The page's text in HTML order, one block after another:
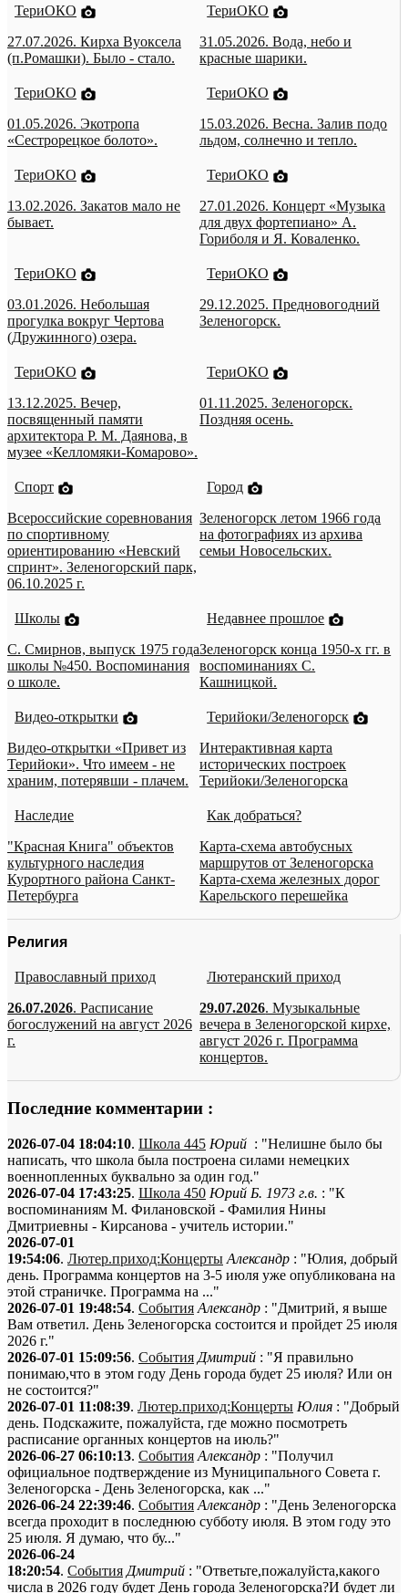
ТериОКО
27.07.2026. Кирха Вуоксела
(п.Ромашки). Было - стало.
ТериОКО
31.05.2026. Вода, небо и
красные шарики.
ТериОКО
01.05.2026. Экотропа
«Сестрорецкое болото».
ТериОКО
15.03.2026. Весна. Залив подо
льдом, солнечно и тепло.
ТериОКО
13.02.2026. Закатов мало не
бывает.
ТериОКО
27.01.2026. Концерт «Музыка
для двух фортепиано» А.
Гориболя и Я. Коваленко.
ТериОКО
03.01.2026. Небольшая
прогулка вокруг Чертова
(Дружинного) озера.
ТериОКО
29.12.2025. Предновогодний
Зеленогорск.
ТериОКО
13.12.2025. Вечер,
посвященный памяти
архитектора Р. М. Даянова, в
музее «Келломяки-Комарово».
ТериОКО
01.11.2025. Зеленогорск.
Поздняя осень.
Спорт
Всероссийские соревнования
по спортивному
ориентированию «Невский
спринт». Зеленогорский парк,
06.10.2025 г.
Город
Зеленогорск летом 1966 года
на фотографиях из архива
семьи Новосельских.
Школы
С. Смирнов, выпуск 1975 года
школы №450. Воспоминания
о школе.
Недавнее прошлое
Зеленогорск конца 1950-х гг. в
воспоминаниях С.
Кашницкой.
Видео-открытки
Видео-открытки «Привет из
Терийоки». Что имеем - не
храним, потерявши - плачем.
Терийоки/Зеленогорск
Интерактивная карта
исторических построек
Терийоки/Зеленогорска
Наследие
"Красная Книга" объектов
культурного наследия
Курортного района Санкт-
Петербурга
Как добраться?
Карта-схема автобусных
маршрутов от Зеленогорска
Карта-схема железных дорог
Карельского перешейка
Религия
Православный приход
26.07.2026. Расписание
богослужений на август 2026
г.
Лютеранский приход
29.07.2026. Музыкальные
вечера в Зеленогорской кирхе,
август 2026 г. Программа
концертов.
Последние комментарии :
2026-07-04 18:04:10. Школа 445 Юрий : "Нелишне было бы
написать, что школа была построена силами немецких
военнопленных буквально за один год."
2026-07-04 17:43:25. Школа 450 Юрий Б. 1973 г.в. : "К
воспоминаниям М. Филановской - Фамилия Нины
Дмитриевны - Кирсанова - учитель истории."
2026-07-01
19:54:06. Лютер.приход:Концерты Александр : "Юлия, добрый
день. Программа концертов на 3-5 июля уже опубликована на
этой страничке. Программа на ..."
2026-07-01 19:48:54. События Александр : "Дмитрий, я выше
Вам ответил. День Зеленогорска состоится и пройдет 25 июля
2026 г."
2026-07-01 15:09:56. События Дмитрий : "Я правильно
понимаю,что в этом году День города будет 25 июля? Или он
не состоится?"
2026-07-01 11:08:39. Лютер.приход:Концерты Юлия : "Добрый
день. Подскажите, пожалуйста, где можно посмотреть
расписание органных концертов на июль?"
2026-06-27 06:10:13. События Александр : "Получил
официальное подтверждение из Муниципального Совета г.
Зеленогорска - День Зеленогорска, как ..."
2026-06-24 22:39:46. События Александр : "День Зеленогорска
всегда проходит в последнюю субботу июля. В этом году это
25 июля. Я думаю, что бу..."
2026-06-24
18:20:54. События Дмитрий : "Ответьте,пожалуйста,какого
числа в 2026 году будет День города Зеленогорска?И будет ли